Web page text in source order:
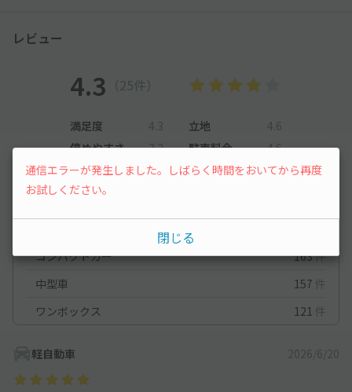
レビュー
4.3 （25件）
満足度 4.3 立地
4.6
停めやすさ
3.2 駐車料金
4.6
車種ごとの利用実績
コンパクトカー
163件
中型車
157 件
ワンボックス
121 件
軽自動車 2026/6/20
通信エラーが発生しました。しばらく時間をおいてから再度
お試しください。
閉じる